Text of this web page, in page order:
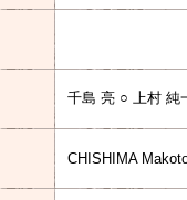
千島 亮 ○ 上村 純
CHISHIMA